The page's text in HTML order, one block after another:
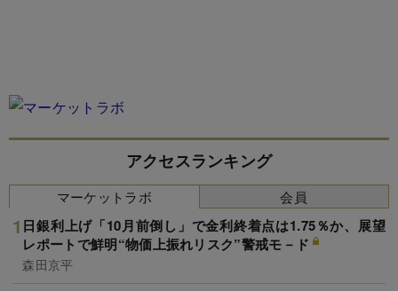
アクセスランキング
マーケットラボ
日銀利上げ「10月前倒し」で金利終着点は1.75％か、展望
レポートで鮮明“物価上振れリスク”警戒モ－ド
森田京平
会員